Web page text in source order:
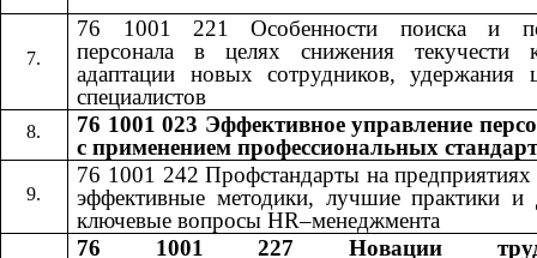
76 1001 221 Особенности поиска и
персонала в целях снижения текучести
адаптации новых сотрудников, удержания
специалистов
76 1001 023 Эффективное управление
с применением профессиональных
76 1001 242​​Профстандарты на
эффективные методики, лучшие практики и
ключевые вопросы​​HR–менеджмента
76 1001 227 ​​Новации